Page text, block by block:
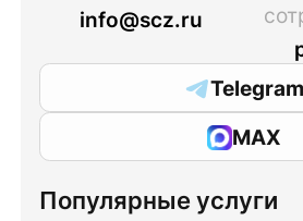
info@scz.ru
Telegram
MAX
Популярные услуги